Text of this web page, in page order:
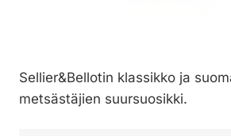
Sellier&Bellotin klassikko ja
metsästäjien suursuosikki.